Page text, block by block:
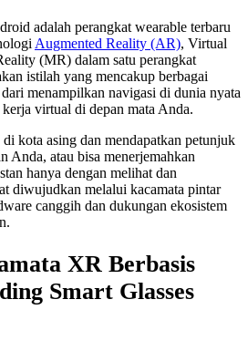
adalah perangkat wearable terbaru
Augmented Reality (AR), Virtual
(MR) dalam satu perangkat
istilah yang mencakup berbagai
menampilkan navigasi di dunia nyata
virtual di depan mata Anda.
kota asing dan mendapatkan petunjuk
Anda, atau bisa menerjemahkan
hanya dengan melihat dan
diwujudkan melalui kacamata pintar
canggih dan dukungan ekosistem
XR Berbasis
Smart Glasses